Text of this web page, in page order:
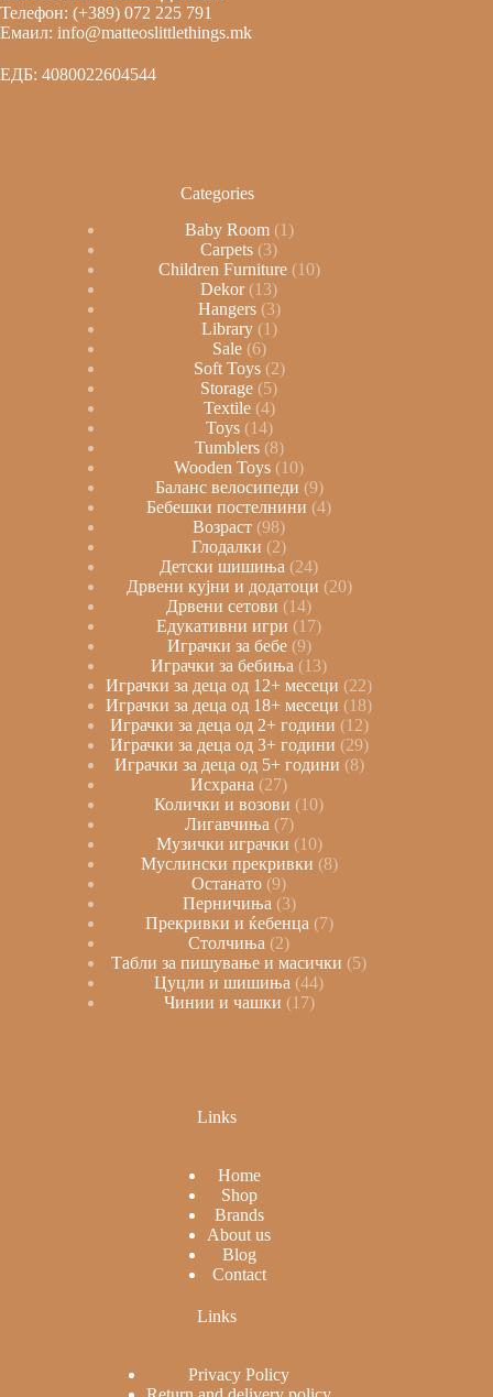
Телефон: (+389) 072 225 791
Емаил: info@matteoslittlethings.mk
ЕДБ: 4080022604544
Categories
Baby Room 1
Carpets 3
Children Furniture 10
Dekor
13
Hangers 3
Library 1
Sale 6
Soft Toys 2
Storage 5
Textile 4
Toys 14
Tumblers 8
Wooden Toys
10
Баланс велосипеди 9
Бебешки постелнини 4
Возраст 98
Глодалки
2
Детски шишиња
24
Дрвени кујни и додатоци 20
Дрвени сетови
14
Едукативни игри
17
Играчки за бебе 9
Играчки за бебиња
13
Играчки за деца од 12+ месеци
22
Играчки за деца од 18+ месеци
18
Играчки за деца од 2+ години 12
Играчки за деца од 3+ години 29
Играчки за деца од 5+ години 8
Исхрана
27
Колички и возови
10
Лигавчиња 7
Музички играчки 10
Муслински прекривки 8
Останато 9
Перничиња 3
Прекривки и ќебенца 7
Столчиња
2
Табли за пишување и масички
5
Цуцли и шишиња 44
Чинии и чашки 17
Links
Home
Shop
Brands
About us
Blog
Contact
Links
Privacy Policy